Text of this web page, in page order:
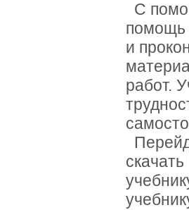
С
помощь
и
работ.